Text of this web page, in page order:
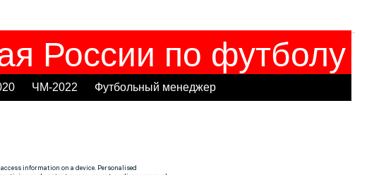
России по футболу
ЧМ-2022 Футбольный менеджер